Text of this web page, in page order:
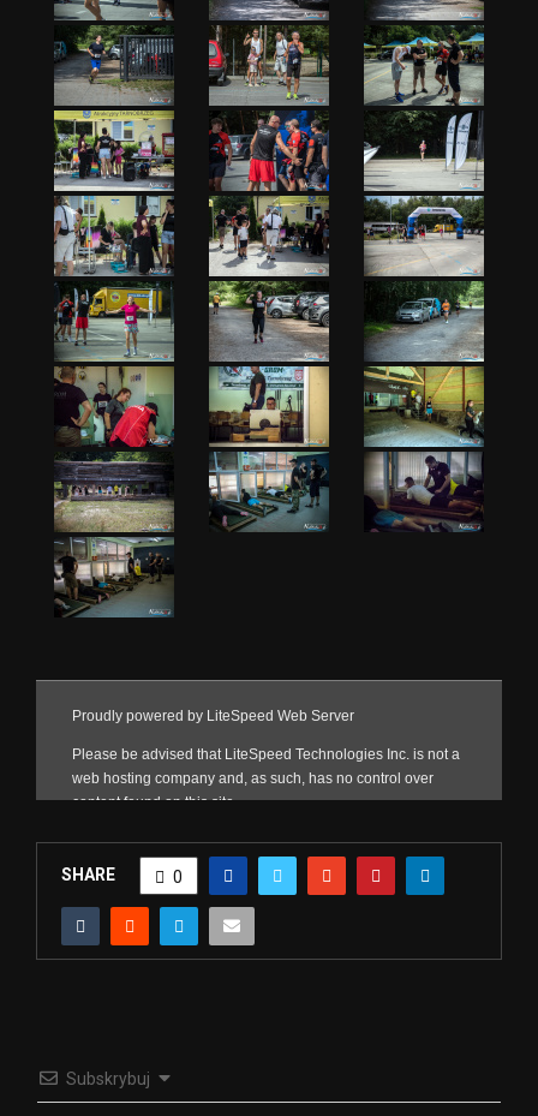
SHARE 0
Subskrybuj